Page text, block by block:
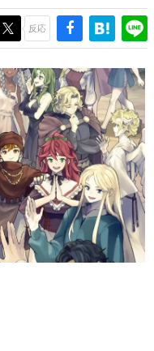
場を担う若きクリエイター達
情熱を探っていきます。
作家さんに取材し、ゲームが
チャーに与えた影響を探る企
史
ける主要なトピック・タイト
のインタビューや識者による
一望できる決定版！
リエイターの青春〜
で知られるマンガ家・田中圭
ートマンガです。
反応